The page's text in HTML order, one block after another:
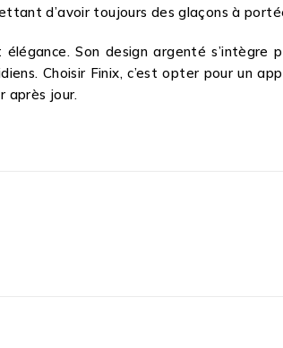
d’avoir toujours des glaçons à
Son design argenté
Choisir Finix, c’est opter pour un
après jour.